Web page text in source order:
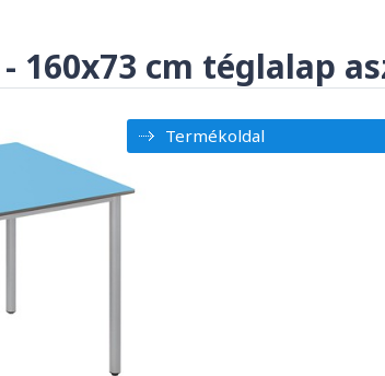
160x73 cm téglalap
Termékoldal